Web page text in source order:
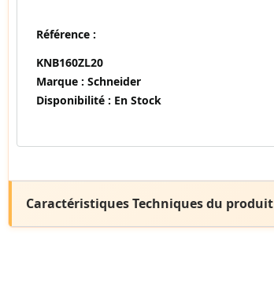
Référence :
KNB160ZL20
Marque : Schneider
Disponibilité : En Stock
Caractéristiques Techniques du produit